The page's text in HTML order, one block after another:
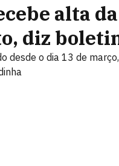
alta
diz
desde o dia 13 de